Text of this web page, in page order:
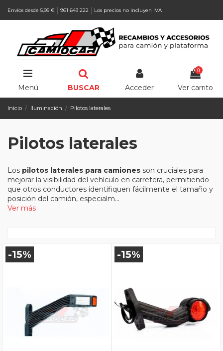
Envíos desde 5,95 € 961 643 222 Los precios no incluyen IVA
Menú BUSCAR Acceder
0
Ver carrito
Inicio Iluminación Pilotos laterales
Pilotos laterales
Los pilotos laterales para camiones son cruciales para
mejorar la visibilidad del vehículo en carretera, permitiendo
que otros conductores identifiquen fácilmente el tamaño y
posición del camión, especialm...
Ver más
-15% -15%